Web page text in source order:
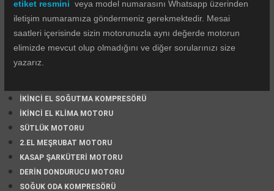
etiket resmini veya model numarasını Whatsapp üzerinden
iletişim numaramıza göndermeniz gerekmektedir. Mesai
saatleri içerisinde sizin motorunuzla aynı değerde motorun
elimizde mevcut olup olmadığını ve diğer sorularınızı size
yazarız.
İKİNCİ EL SOĞUTMA KOMPRESÖRÜ
İKİNCİ EL KLİMA MOTORU
SÜTLÜK MOTORU
2.EL MEŞRUBAT MOTORU
KASAP ŞARKÜTERİ MOTORU
DERİN DONDURUCU MOTORU
SOĞUK ODA KOMPRESÖRÜ